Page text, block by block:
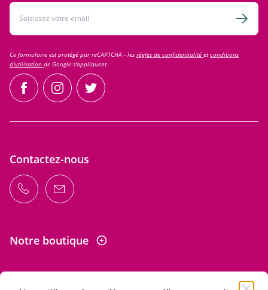
Adresse email
Ce formulaire est protégé par reCAPTCHA - les règles de confidentialité etconditions
d'utilisation de Google s'appliquent.
facebookinstagramtwitter
Contactez-nous
Notre boutique